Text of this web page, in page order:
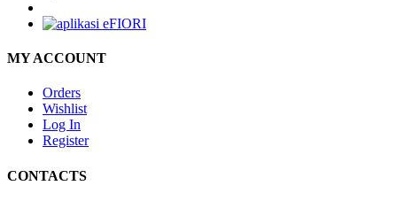
MY ACCOUNT
Orders
Wishlist
Log In
Register
CONTACTS